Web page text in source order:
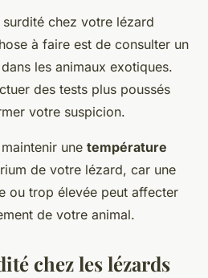
chez votre lézard
à faire est de consulter un
les animaux exotiques.
des tests plus poussés
votre suspicion.
une température
de votre lézard, car une
ou trop élevée peut affecter
de votre animal.
chez les lézards